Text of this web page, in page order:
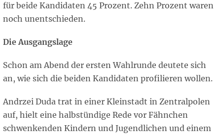
für beide Kandidaten 45 Prozent. Zehn Prozent waren
noch unentschieden.
Die Ausgangslage
Schon am Abend der ersten Wahlrunde deutete sich
an, wie sich die beiden Kandidaten profilieren wollen.
Andrzei Duda trat in einer Kleinstadt in Zentralpolen
auf, hielt eine halbstündige Rede vor Fähnchen
schwenkenden Kindern und Jugendlichen und einem